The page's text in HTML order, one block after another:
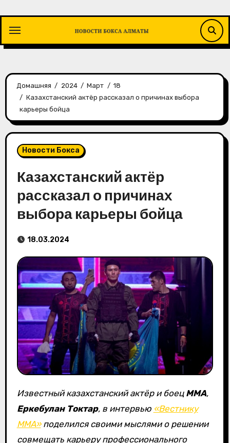
содержимому
Домашняя 2024 Март
18
Казахстанский актёр рассказал о причинах выбора
карьеры бойца
Новости Бокса
Казахстанский актёр
рассказал о причинах
выбора карьеры бойца
18.03.2024
Известный казахстанский актёр и боец ММА,
Еркебулан Токтар, в интервью «Вестнику
ММА»поделился своими мыслями о решении
совмещать карьеру профессионального